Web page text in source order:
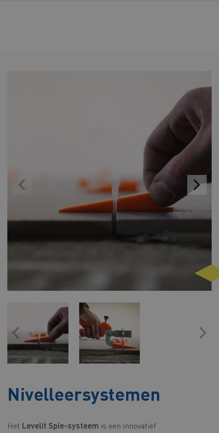
Nivelleersystemen
Het Levelit Spie-systeem is een innovatief